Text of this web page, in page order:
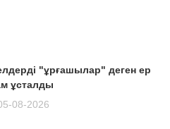
"ұрғашылар" деген ер
ұсталды
08-2026